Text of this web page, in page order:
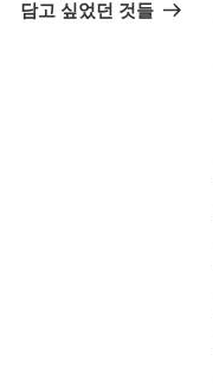
음
담고 싶었던 것들